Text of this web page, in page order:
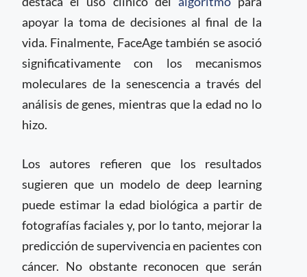
apoyar la toma de decisiones al final de la
vida. Finalmente, FaceAge también se asoció
significativamente con los mecanismos
moleculares de la senescencia a través del
análisis de genes, mientras que la edad no lo
hizo.
Los autores refieren que los resultados
sugieren que un modelo de deep learning
puede estimar la edad biológica a partir de
fotografías faciales y, por lo tanto, mejorar la
predicción de supervivencia en pacientes con
cáncer. No obstante reconocen que serán